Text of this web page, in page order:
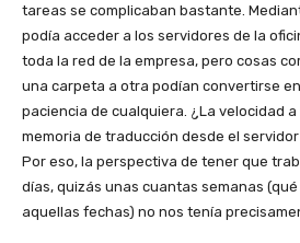
tareas se complicaban bastante.
podía acceder a los servidores de la
toda la red de la empresa, pero cosas
una carpeta a otra podían convertirse
paciencia de cualquiera. ¿La velocidad
memoria de traducción desde el
Por eso, la perspectiva de tener que
días, quizás unas cuantas semanas
aquellas fechas) no nos tenía